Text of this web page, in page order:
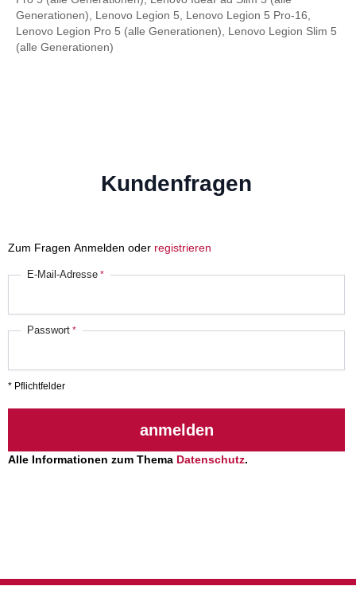
Generationen), Lenovo Legion 5, Lenovo Legion 5 Pro-16,
Lenovo Legion Pro 5 (alle Generationen), Lenovo Legion Slim 5
(alle Generationen)
Kundenfragen
Zum Fragen Anmelden oder registrieren
E-Mail-Adresse
Passwort
* Pflichtfelder
anmelden
Alle Informationen zum Thema Datenschutz.